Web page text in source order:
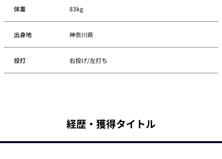
体重 83kg
出身地 神奈川県
投打 右投げ/左打ち
経歴・獲得タイトル